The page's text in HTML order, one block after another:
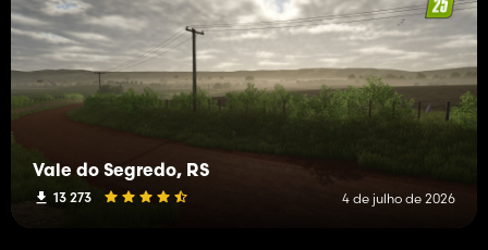
Vale do Segredo, RS
13 273 4 de julho de 2026